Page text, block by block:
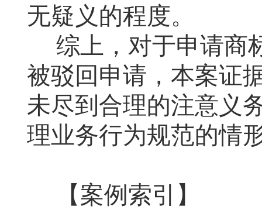
无疑义的程度。
综上，对于申请商
被驳回申请，本案证
未尽到合理的注意义
理业务行为规范的情
【案例索引】